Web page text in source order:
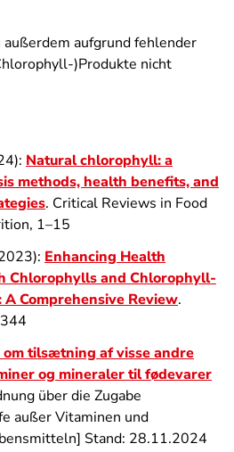
außerdem aufgrund fehlender
)Produkte nicht
Natural chlorophyll: a
methods, health benefits, and
. Critical Reviews in Food
1–15
Enhancing Health
Chlorophylls and Chlorophyll-
A Comprehensive Review.
tilsætning af visse andre
og mineraler til fødevarer
über die Zugabe
außer Vitaminen und
Stand: 28.11.2024